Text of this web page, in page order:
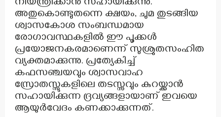
നിയന്ത്രിക്കാൻ സഹായിക്കുന്നു.
അതുകൊണ്ടുതന്നെ ക്ഷയം, ചുമ തുടങ്ങിയ
ശ്വാസകോശ സംബന്ധമായ
രോഗാവസ്ഥകളിൽ ഈ പൂക്കൾ
പ്രയോജനകരമാണെന്ന് സുശ്രുതസംഹിത
വ്യക്തമാക്കുന്നു. പ്രത്യേകിച്ച്
കഫസഞ്ചയവും ശ്വാസവാഹ
സ്രോതസ്സുകളിലെ തടസ്സവും കുറയ്ക്കാൻ
സഹായിക്കുന്ന ദ്രവ്യങ്ങളായാണ് ഇവയെ
ആയുർവേദം കണക്കാക്കുന്നത്.